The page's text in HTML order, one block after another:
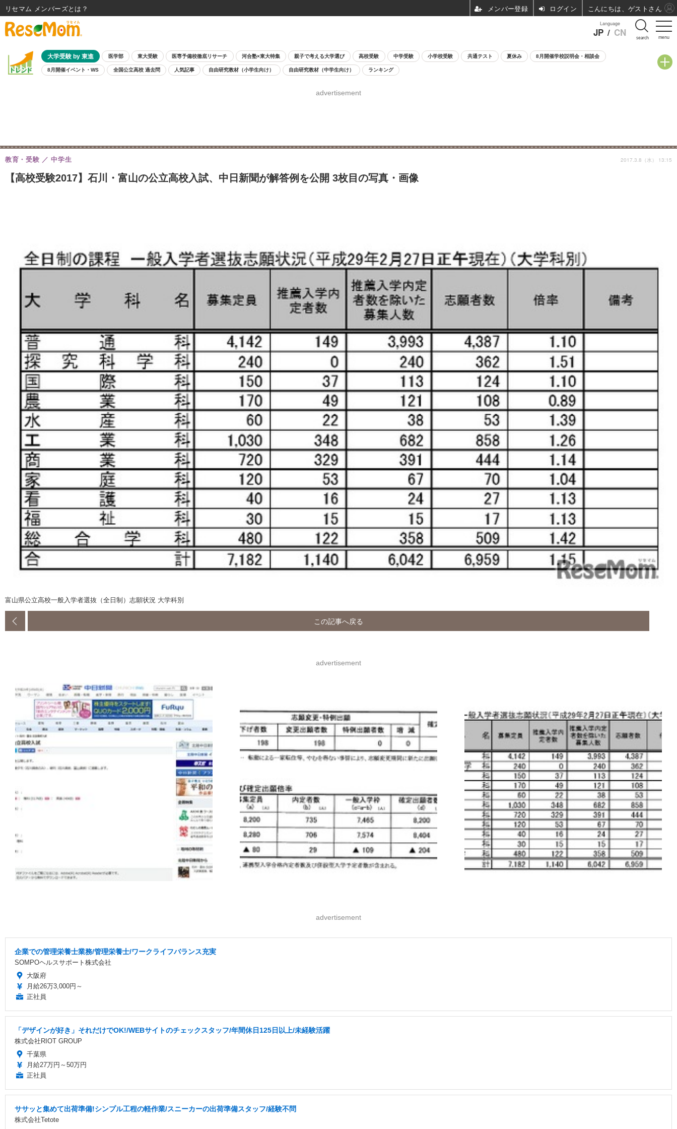
menu
Language
JP / CN search
大学受験 by 東進 医学部 東大受験 医専予備校徹底リサーチ 河合塾×東大特集 親子で考える大学選び 高校受験 中学受験 小学校受験 共通テスト 夏休み 8月開催学校説明会・相談会
8月開催イベント・WS 全国公立高校 過去問 人気記事 自由研究教材（小学生向け） 自由研究教材（中学生向け） ランキング
advertisement
【高校受験2017】石川・富山の公立高校入試、中日新聞が解答例を公開 3枚目の写真・画像
教育・受験 中学生 2017.3.8（水） 13:15
富山県公立高校一般入学者選抜（全日制）志願状況 大学科別
この記事へ戻る
advertisement
advertisement
企業での管理栄養士業務/管理栄養士/ワークライフバランス充実
SOMPOヘルスサポート株式会社
大阪府
月給26万3,000円～
正社員
「デザインが好き」それだけでOK!/WEBサイトのチェックスタッフ/年間休日125日以上/未経験活躍
株式会社RIOT GROUP
千葉県
月給27万円～50万円
正社員
ササッと集めて出荷準備!シンプル工程の軽作業/スニーカーの出荷準備スタッフ/経験不問
株式会社Tetote
リセマム メンバーズ ログイン こんにちは、ゲストさん